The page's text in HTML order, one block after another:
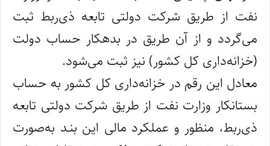
نفت از طریق شرکت دولتی تابعه ذی‌ربط ثبت
می‌گردد و از آن طریق در بدهکار حساب دولت
(خزانه‌داری کل کشور) نیز ثبت می‌شود.
معادل این رقم در خزانه‌داری کل کشور به حساب
بستانکار وزارت نفت از طریق شرکت دولتی تابعه
ذی‌ربط، منظور و عملکرد مالی این بنـد به‌صورت